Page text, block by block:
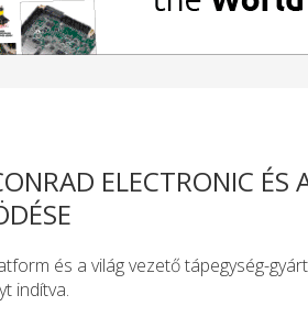
ELECTRONIC
és a világ vezető tápegység-
indítva.